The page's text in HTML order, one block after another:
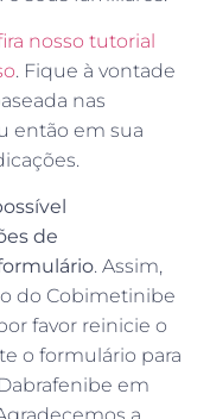
nosso tutorial
. Fique à vontade
nas
então em sua
de
. Assim,
do Cobimetinibe
favor reinicie o
o formulário para
em